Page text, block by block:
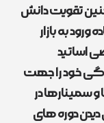
تقویت دانش
به بازار
اساتید
خود را جهت
سمینارها در
دیدن دوره های